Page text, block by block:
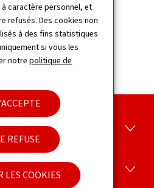
caractère personnel, et
refusés. Des cookies non
à des fins statistiques
si vous les
notrepolitique de
REFUSE
LES COOKIES